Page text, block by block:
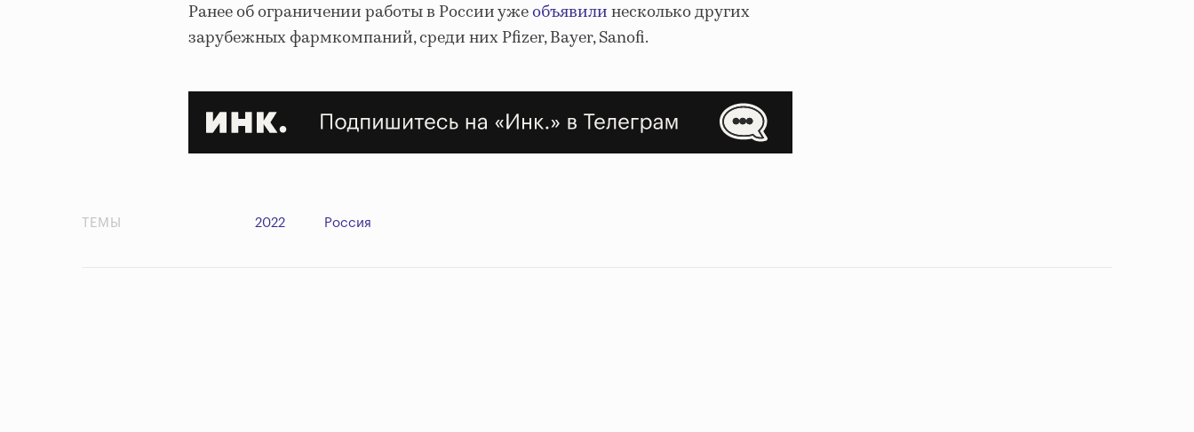
Ранее об ограничении работы в России ужеобъявилинесколько других
зарубежных фармкомпаний, среди них Pfizer, Bayer, Sanofi.
ТЕМЫ 2022 Россия